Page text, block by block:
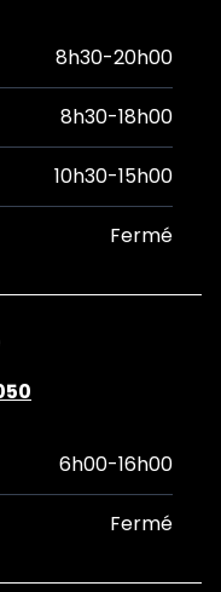
8h30-20h00
8h30-18h00
10h30-15h00
Fermé
6h00-16h00
Fermé